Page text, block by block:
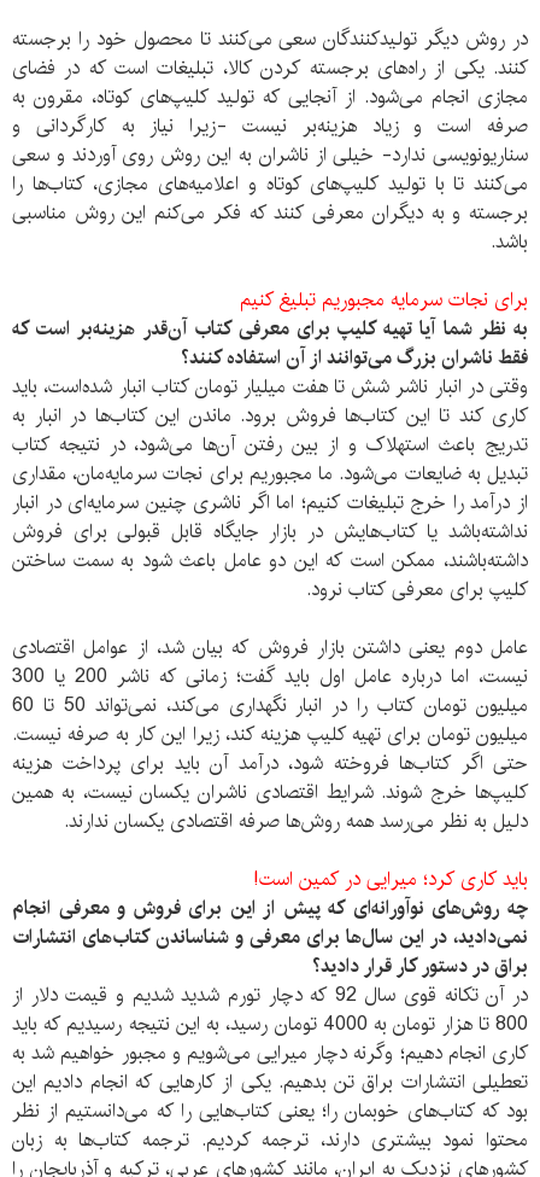
در روش دیگر تولیدکنندگان سعی می‌کنند تا محصول خود را برجسته
کنند. یکی از راه‌های برجسته کردن کالا، تبلیغات است که در فضای
مجازی انجام می‌شود. از آنجایی که تولید کلیپ‌های کوتاه، مقرون به
صرفه است و زیاد هزینه‌بر نیست -زیرا نیاز به کارگردانی و
سناریونویسی ندارد- خیلی از ناشران به این روش روی آوردند و سعی
می‌کنند تا با تولید کلیپ‌های کوتاه و اعلامیه‌های مجازی، کتاب‌ها را
برجسته و به دیگران معرفی کنند که فکر می‌کنم این روش مناسبی
باشد.
برای نجات سرمایه‌ مجبوریم تبلیغ کنیم
به نظر شما آیا تهیه کلیپ برای معرفی کتاب آ‌ن‌قدر هزینه‌بر است که
فقط ناشران بزرگ می‌توانند از آن استفاده کنند؟
وقتی در انبار ناشر شش تا هفت میلیار تومان کتاب انبار شده‌است، باید
کاری کند تا این کتاب‌ها فروش برود. ماندن این کتاب‌ها در انبار به
تدریج باعث استهلاک و از بین رفتن آن‌ها می‌شود، در نتیجه کتاب
تبدیل به ضایعات می‌شود. ما مجبوریم برای نجات سرمایه‌مان، مقداری
از درآمد را خرج تبلیغات کنیم؛ اما اگر ناشری چنین سرمایه‌ای در انبار
نداشته‌باشد یا کتاب‌هایش در بازار جایگاه قابل قبولی برای فروش
داشته‌باشند، ممکن است که این دو عامل باعث شود به سمت ساختن
کلیپ برای معرفی کتاب نرود.
عامل دوم یعنی داشتن بازار فروش که بیان شد، از عوامل اقتصادی
نیست، اما درباره عامل اول باید گفت؛ زمانی که ناشر 200 یا 300
میلیون تومان کتاب را در انبار نگهداری می‌کند، نمی‌تواند 50 تا 60
میلیون تومان برای تهیه کلیپ هزینه کند، زیرا این کار به صرفه نیست.
حتی اگر کتاب‌ها فروخته شود، درآمد آن باید برای پرداخت هزینه
کلیپ‌ها خرج شوند. شرایط اقتصادی ناشران یکسان نیست، به همین
دلیل به نظر می‌رسد همه روش‌ها صرفه اقتصادی یکسان ندارند.
باید کاری کرد؛ میرایی در کمین است!
چه روش‌‌های نوآورانه‌ای که پیش از این برای فروش و معرفی انجام
نمی‌دادید، در این سال‌ها برای معرفی و شناساندن کتاب‌های انتشارات
براق در دستور کار قرار دادید؟
در آن تکانه قوی سال 92 که دچار تورم شدید شدیم و قیمت دلار از
800 تا هزار تومان به 4000 تومان رسید، به این نتیجه رسیدیم که باید
کاری انجام دهیم؛ وگرنه دچار میرایی می‌شویم و مجبور خواهیم شد به
تعطیلی انتشارات براق تن بدهیم. یکی از کارهایی که انجام دادیم این
بود که کتاب‌های خوبمان را؛ یعنی کتاب‌هایی را که می‌دانستیم از نظر
محتوا نمود بیشتری دارند، ترجمه کردیم. ترجمه کتاب‌ها به زبان
کشورهای نزدیک به ایران، مانند کشورهای عربی، ترکیه و آذربایجان را